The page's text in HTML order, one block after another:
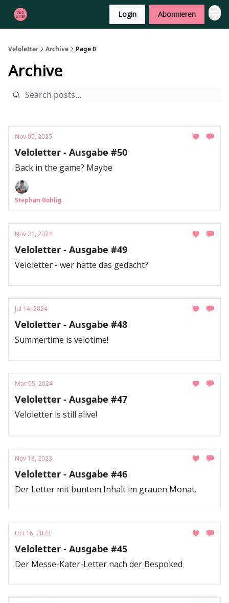
Login Abonnieren
Veloletter Archive Page 0
Archive
Nov 05, 2025
Veloletter - Ausgabe #50
Back in the game? Maybe
Stephan Böhlig
Nov 21, 2024
Veloletter - Ausgabe #49
Veloletter - wer hätte das gedacht?
Jul 14, 2024
Veloletter - Ausgabe #48
Summertime is velotime!
Mar 05, 2024
Veloletter - Ausgabe #47
Veloletter is still alive!
Nov 18, 2023
Veloletter - Ausgabe #46
Der Letter mit buntem Inhalt im grauen Monat.
Oct 16, 2023
Veloletter - Ausgabe #45
Der Messe-Kater-Letter nach der Bespoked